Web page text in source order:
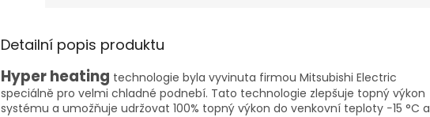
Detailní popis produktu
Hyper heating technologie byla vyvinuta firmou Mitsubishi Electric
speciálně pro velmi chladné podnebí. Tato technologie zlepšuje topný výkon
systému a umožňuje udržovat 100% topný výkon do venkovní teploty −15 °C a